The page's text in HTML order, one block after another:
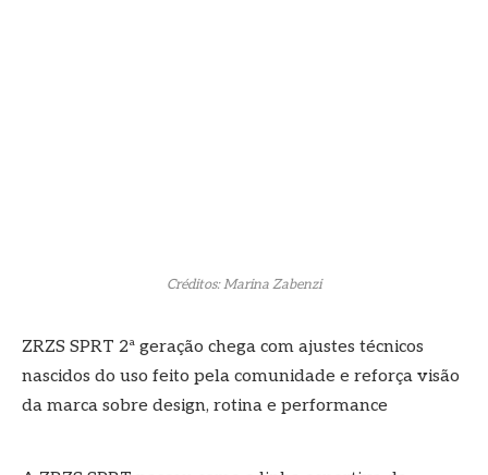
Créditos: Marina Zabenzi
ZRZS SPRT 2ª geração chega com ajustes técnicos
nascidos do uso feito pela comunidade e reforça visão
da marca sobre design, rotina e performance